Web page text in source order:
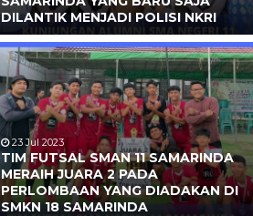
DILANTIK MENJADI POLISI NKRI
23 Jul 2023
TIM FUTSAL SMAN 11 SAMARINDA
MERAIH JUARA 2 PADA
PERLOMBAAN YANG DIADAKAN DI
SMKN 18 SAMARINDA